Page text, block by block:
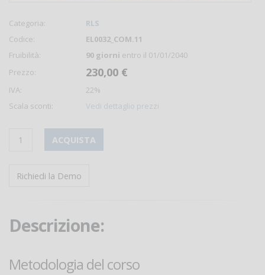
Categoria:
RLS
Codice:
EL0032_COM.11
Fruibilità:
90 giorni entro il 01/01/2040
Prezzo:
230,00 €
IVA:
22%
Scala sconti:
Vedi dettaglio prezzi
ACQUISTA
Richiedi la Demo
Descrizione:
Metodologia del corso